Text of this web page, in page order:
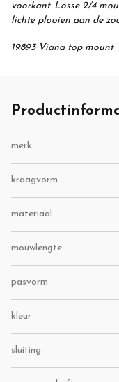
voorkant. Losse 2/4
lichte plooien aan de
19893 Viana top mount
merk
kraagvorm
materiaal
mouwlengte
pasvorm
kleur
sluiting